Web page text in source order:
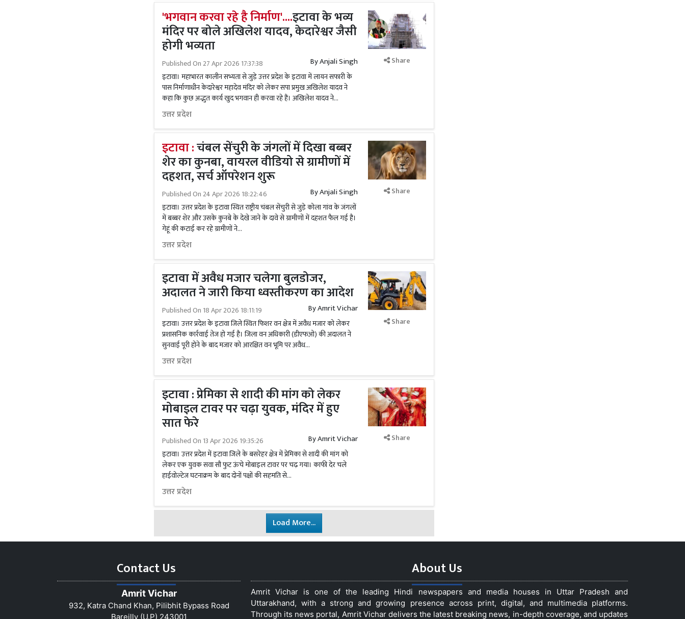
'भगवान करवा रहे है निर्माण'....इटावा के भव्य
मंदिर पर बोले अखिलेश यादव, केदारेश्वर जैसी
होगी भव्यता
Published On 27 Apr 2026 17:37:38 ByAnjali Singh
इटावा। महाभारत कालीन सभ्यता से जुड़े उत्तर प्रदेश के इटावा में लायन सफारी के
पास निर्माणाधीन केदारेश्वर महादेव मंदिर को लेकर सपा प्रमुख अखिलेश यादव ने
कहा कि कुछ अद्भुत कार्य खुद भगवान ही करवा रहे हैं। अखिलेश यादव ने...
उत्तर प्रदेश
Share
इटावा :चंबल सेंचुरी के जंगलों में दिखा बब्बर
शेर का कुनबा, वायरल वीडियो से ग्रामीणों में
दहशत, सर्च ऑपरेशन शुरू
Published On 24 Apr 2026 18:22:46 ByAnjali Singh
इटावा। उत्तर प्रदेश के इटावा स्थित राष्ट्रीय चंबल सेंचुरी से जुड़े कोला गांव के जंगलों
में बब्बर शेर और उसके कुनबे के देखे जाने के दावे से ग्रामीणों में दहशत फैल गई है।
गेहूं की कटाई कर रहे ग्रामीणों ने...
उत्तर प्रदेश
Share
इटावा में अवैध मजार चलेगा बुलडोजर,
अदालत ने जारी किया ध्वस्तीकरण का आदेश
Published On 18 Apr 2026 18:11:19 ByAmrit Vichar
इटावा। उत्तर प्रदेश के इटावा जिले स्थित फिशर वन क्षेत्र में अवैध मजार को लेकर
प्रशासनिक कार्रवाई तेज हो गई है। जिला वन अधिकारी (डीएफओ) की अदालत ने
सुनवाई पूरी होने के बाद मजार को आरक्षित वन भूमि पर अवैध...
उत्तर प्रदेश
Share
इटावा : प्रेमिका से शादी की मांग को लेकर
मोबाइल टावर पर चढ़ा युवक, मंदिर में हुए
सात फेरे
Published On 13 Apr 2026 19:35:26 ByAmrit Vichar
इटावा। उत्तर प्रदेश में इटावा जिले के बसरेहर क्षेत्र में प्रेमिका से शादी की मांग को
लेकर एक युवक सवा सौ फुट ऊंचे मोबाइल टावर पर चढ़ गया। काफी देर चले
हाईवोल्टेज घटनाक्रम के बाद दोनों पक्षों की सहमति से...
उत्तर प्रदेश
Share
Load More...
Contact Us
Amrit Vichar
932, Katra Chand Khan, Pilibhit Bypass Road
Bareilly (U.P) 243001
About Us
Amrit Vichar is one of the leading Hindi newspapers and media houses in Uttar Pradesh and
Uttarakhand, with a strong and growing presence across print, digital, and multimedia platforms.
Through its news portal, Amrit Vichar delivers the latest breaking news, in-depth coverage, and updates